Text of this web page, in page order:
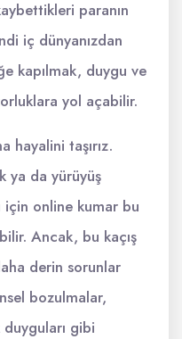
paranın
iç dünyanızdan
kapılmak, duygu ve
yol açabilir.
hayalini taşırız.
ya da yürüyüş
için online kumar bu
Ancak, bu kaçış
derin sorunlar
bozulmalar,
duyguları gibi